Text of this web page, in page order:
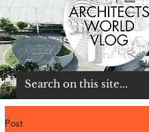
Post